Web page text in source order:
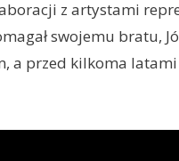
z artystami
swojemu bratu,
a przed kilkoma latami